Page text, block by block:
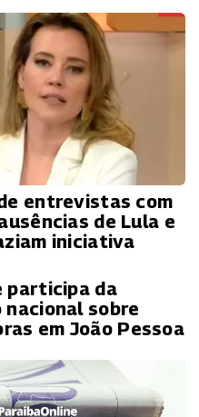
entrevistas com
de Lula e
iniciativa
participa da
sobre
em João Pessoa